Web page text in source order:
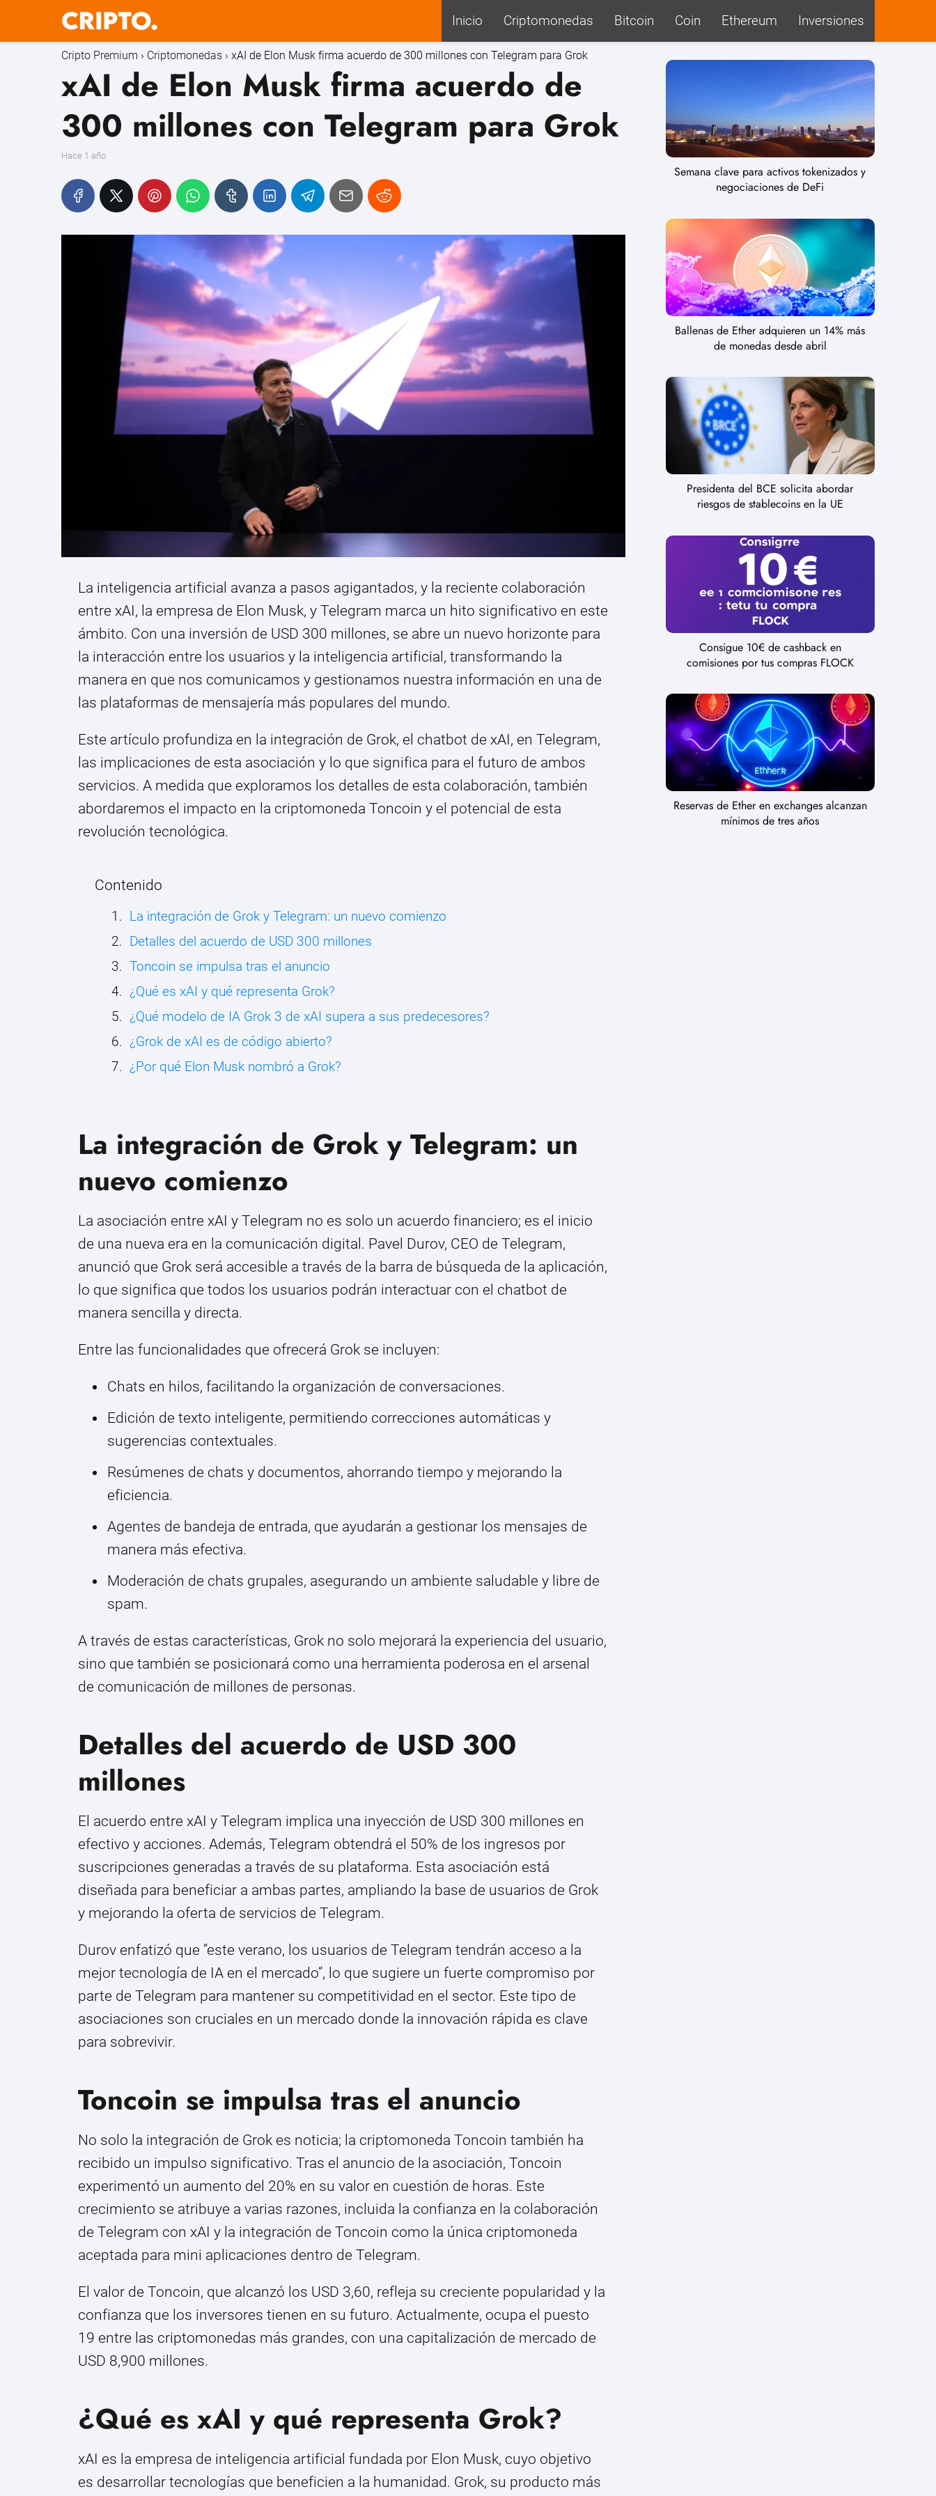
Inicio Criptomonedas Bitcoin Coin Ethereum Inversiones
Cripto Premium Criptomonedas xAI de Elon Musk firma acuerdo de 300 millones con Telegram para Grok
xAI de Elon Musk firma acuerdo de
300 millones con Telegram para Grok
hace 1 año
La inteligencia artificial avanza a pasos agigantados, y la reciente colaboración
entre xAI, la empresa de Elon Musk, y Telegram marca un hito significativo en este
ámbito. Con una inversión de USD 300 millones, se abre un nuevo horizonte para
la interacción entre los usuarios y la inteligencia artificial, transformando la
manera en que nos comunicamos y gestionamos nuestra información en una de
las plataformas de mensajería más populares del mundo.
Este artículo profundiza en la integración de Grok, el chatbot de xAI, en Telegram,
las implicaciones de esta asociación y lo que significa para el futuro de ambos
servicios. A medida que exploramos los detalles de esta colaboración, también
abordaremos el impacto en la criptomoneda Toncoin y el potencial de esta
revolución tecnológica.
Contenido
La integración de Grok y Telegram: un nuevo comienzo
Detalles del acuerdo de USD 300 millones
Toncoin se impulsa tras el anuncio
¿Qué es xAI y qué representa Grok?
¿Qué modelo de IA Grok 3 de xAI supera a sus predecesores?
¿Grok de xAI es de código abierto?
¿Por qué Elon Musk nombró a Grok?
La integración de Grok y Telegram: un
nuevo comienzo
La asociación entre xAI y Telegram no es solo un acuerdo financiero; es el inicio
de una nueva era en la comunicación digital. Pavel Durov, CEO de Telegram,
anunció que Grok será accesible a través de la barra de búsqueda de la aplicación,
lo que significa que todos los usuarios podrán interactuar con el chatbot de
manera sencilla y directa.
Entre las funcionalidades que ofrecerá Grok se incluyen:
Chats en hilos, facilitando la organización de conversaciones.
Edición de texto inteligente, permitiendo correcciones automáticas y
sugerencias contextuales.
Resúmenes de chats y documentos, ahorrando tiempo y mejorando la
eficiencia.
Agentes de bandeja de entrada, que ayudarán a gestionar los mensajes de
manera más efectiva.
Moderación de chats grupales, asegurando un ambiente saludable y libre de
spam.
A través de estas características, Grok no solo mejorará la experiencia del usuario,
sino que también se posicionará como una herramienta poderosa en el arsenal
de comunicación de millones de personas.
Detalles del acuerdo de USD 300
millones
El acuerdo entre xAI y Telegram implica una inyección de USD 300 millones en
efectivo y acciones. Además, Telegram obtendrá el 50% de los ingresos por
suscripciones generadas a través de su plataforma. Esta asociación está
diseñada para beneficiar a ambas partes, ampliando la base de usuarios de Grok
y mejorando la oferta de servicios de Telegram.
Durov enfatizó que “este verano, los usuarios de Telegram tendrán acceso a la
mejor tecnología de IA en el mercado”, lo que sugiere un fuerte compromiso por
parte de Telegram para mantener su competitividad en el sector. Este tipo de
asociaciones son cruciales en un mercado donde la innovación rápida es clave
para sobrevivir.
Toncoin se impulsa tras el anuncio
No solo la integración de Grok es noticia; la criptomoneda Toncoin también ha
recibido un impulso significativo. Tras el anuncio de la asociación, Toncoin
experimentó un aumento del 20% en su valor en cuestión de horas. Este
crecimiento se atribuye a varias razones, incluida la confianza en la colaboración
de Telegram con xAI y la integración de Toncoin como la única criptomoneda
aceptada para mini aplicaciones dentro de Telegram.
El valor de Toncoin, que alcanzó los USD 3,60, refleja su creciente popularidad y la
confianza que los inversores tienen en su futuro. Actualmente, ocupa el puesto
19 entre las criptomonedas más grandes, con una capitalización de mercado de
USD 8,900 millones.
¿Qué es xAI y qué representa Grok?
xAI es la empresa de inteligencia artificial fundada por Elon Musk, cuyo objetivo
es desarrollar tecnologías que beneficien a la humanidad. Grok, su producto más
Semana clave para activos tokenizados y
negociaciones de DeFi
Ballenas de Ether adquieren un 14% más
de monedas desde abril
Presidenta del BCE solicita abordar
riesgos de stablecoins en la UE
Consigue 10€ de cashback en
comisiones por tus compras FLOCK
Reservas de Ether en exchanges alcanzan
mínimos de tres años